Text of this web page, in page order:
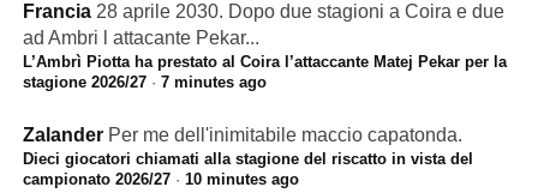
Francia 28 aprile 2030. Dopo due stagioni a Coira e due
ad Ambri l attacante Pekar...
L’Ambrì Piotta ha prestato al Coira l’attaccante Matej Pekar per la
stagione 2026/27· 7 minutes ago
Zalander Per me dell'inimitabile maccio capatonda.
Dieci giocatori chiamati alla stagione del riscatto in vista del
campionato 2026/27· 10 minutes ago